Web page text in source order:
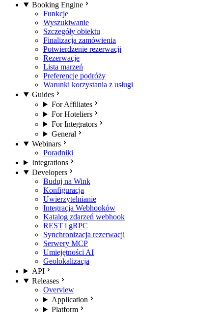
Booking Engine
Funkcje
Wyszukiwanie
Szczegóły obiektu
Finalizacja zamówienia
Potwierdzenie rezerwacji
Rezerwacje
Lista marzeń
Preferencje podróży
Warunki korzystania z usługi
Guides
For Affiliates
For Hoteliers
For Integrators
General
Webinars
Poradniki
Integrations
Developers
Buduj na Wink
Konfiguracja
Uwierzytelnianie
Integracja Webhooków
Katalog zdarzeń webhook
REST i gRPC
Synchronizacja rezerwacji
Serwery MCP
Umiejętności AI
Geolokalizacja
API
Releases
Overview
Application
Platform